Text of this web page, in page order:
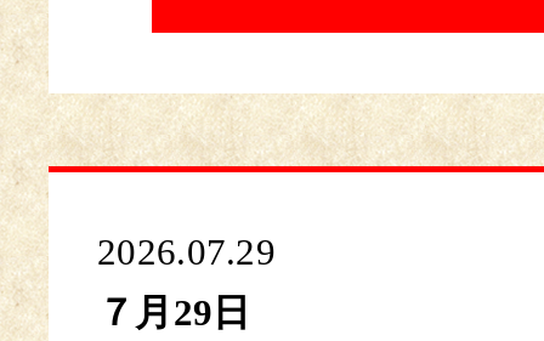
2026.07.29
７月29日